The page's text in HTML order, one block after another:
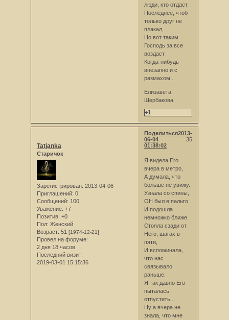
люди, кто отдаст
Последнее, чтоб
только друг не
плакал,
Но вот таким
Господь за все
воздаст
Когда-нибудь
внезапно и с
размахом...
Елизавета
Щербакова
+1
Поделиться
35
2013-
06-04
01:38:02
Tatjanka
Старичок
Зарегистрирован: 2013-04-06
Приглашений: 0
Сообщений: 100
Уважение: +7
Позитив: +0
Пол: Женский
Возраст: 51 [1974-12-21]
Провел на форуме:
2 дня 18 часов
Последний визит:
2019-03-01 15:15:36
Я видела Его
вчера в метро,
А думала, что
больше не увижу.
Узнала со спины,
ОН был в пальто.
И подошла
немножко ближе.
Стояла сзади от
Него, шагах в
пяти,
И вспоминала,
что нас
связывало
раньше.
Я так давно Его
пыталась
отпустить...
Ну а вчера не
знала, что мне